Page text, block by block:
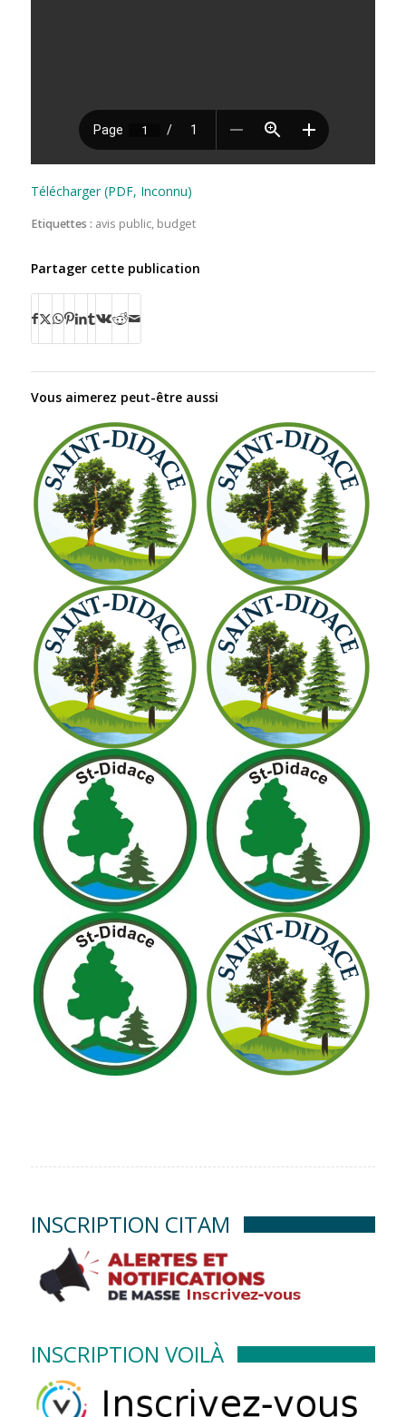
Télécharger (PDF, Inconnu)
Etiquettes : avis public, budget
Partager cette publication
Vous aimerez peut-être aussi
INSCRIPTION CITAM
INSCRIPTION VOILÀ